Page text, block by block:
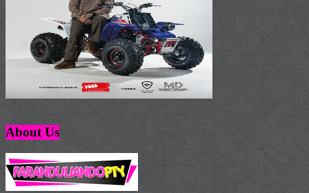
About Us